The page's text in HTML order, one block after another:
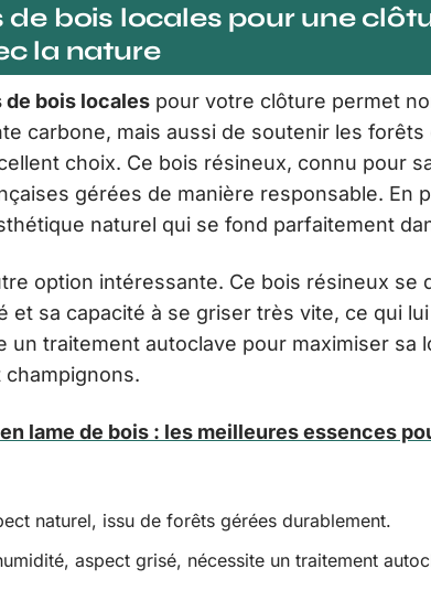
de bois locales pour une
la nature
de bois locales pour votre clôture permet
carbone, mais aussi de soutenir les
choix. Ce bois résineux, connu pour
gérées de manière responsable. En
naturel qui se fond parfaitement
option intéressante. Ce bois résineux se
et sa capacité à se griser très vite, ce qui
un traitement autoclave pour maximiser sa
lame de bois : les meilleures essences
naturel, issu de forêts gérées durablement.
aspect grisé, nécessite un traitement